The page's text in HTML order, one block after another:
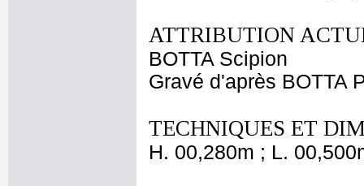
ATTRIBUTION
BOTTA Scipion
Gravé d'après BOTTA
TECHNIQUES ET
H. 00,280m ; L.